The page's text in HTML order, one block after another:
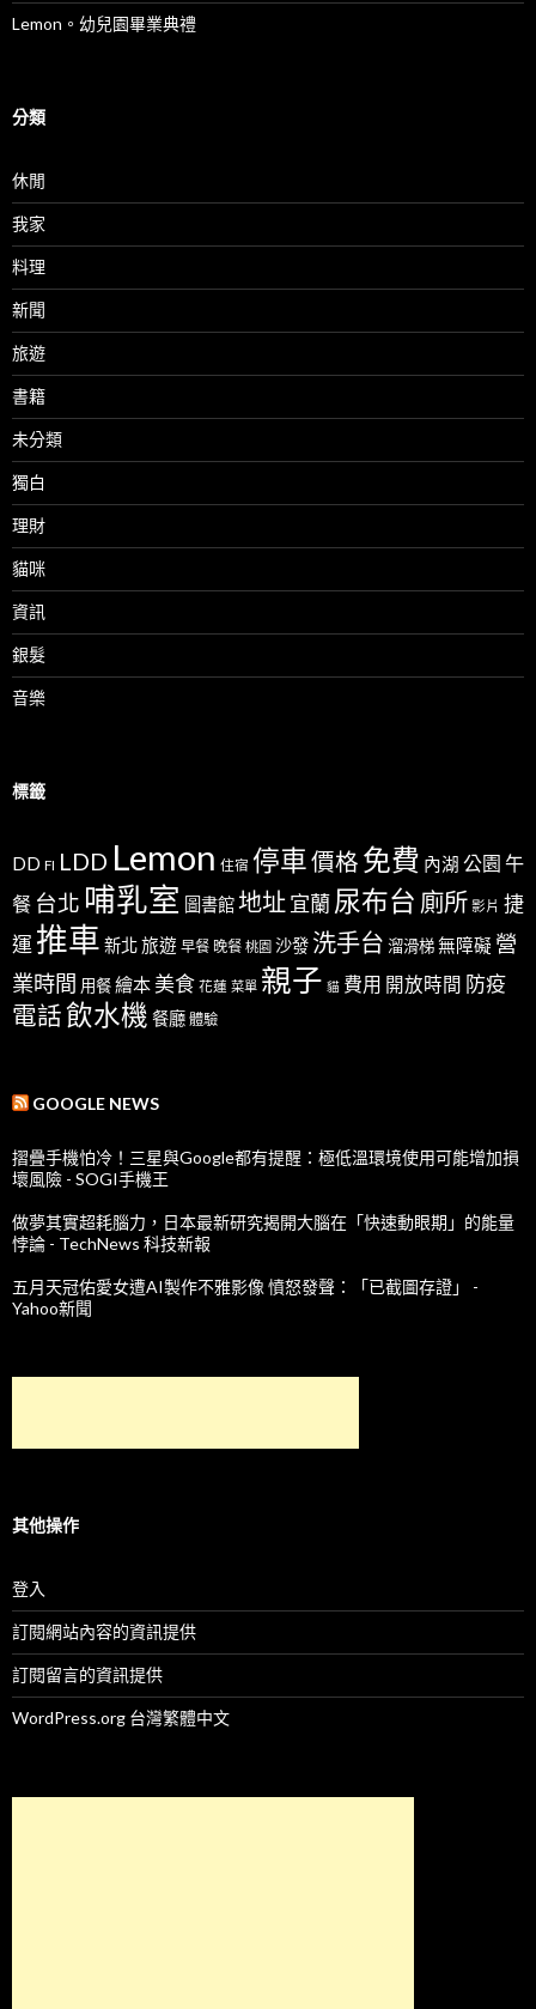
Lemon。幼兒園畢業典禮
分類
休閒
我家
料理
新聞
旅遊
書籍
未分類
獨白
理財
貓咪
資訊
銀髮
音樂
標籤
DD FI LDD Lemon 住宿 停車價格 免費 內湖 公園 午
餐 台北 哺乳室 圖書館地址宜蘭尿布台 廁所 影片 捷
運 推車 新北旅遊 早餐 晚餐 桃園 沙發 洗手台 溜滑梯無障礙 營
業時間 用餐繪本 美食 花蓮 菜單 親子 貓 費用 開放時間 防疫
電話飲水機 餐廳 體驗
GOOGLE NEWS
摺疊手機怕冷！三星與Google都有提醒：極低溫環境使用可能增加損
壞風險 - SOGI手機王
做夢其實超耗腦力，日本最新研究揭開大腦在「快速動眼期」的能量
悖論 - TechNews 科技新報
五月天冠佑愛女遭AI製作不雅影像 憤怒發聲：「已截圖存證」 -
Yahoo新聞
其他操作
登入
訂閱網站內容的資訊提供
訂閱留言的資訊提供
WordPress.org 台灣繁體中文